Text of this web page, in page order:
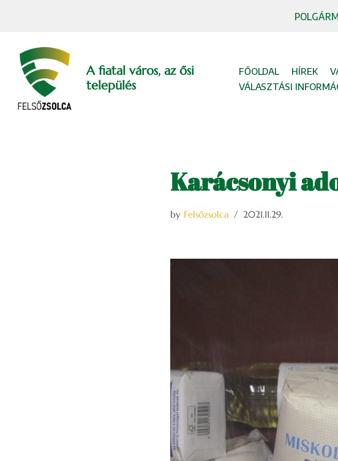
content
A fiatal város, az ősi
település
FŐOLDAL HÍREK
VÁLASZTÁSI
Karácsonyi
by Felsőzsolca 2021.11.29.